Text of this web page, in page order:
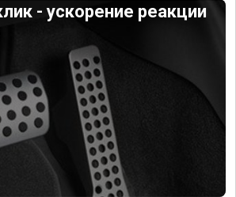
- ускорение реакции